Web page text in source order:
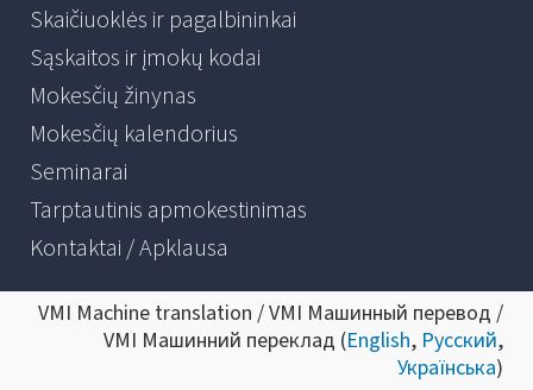
Skaičiuoklės ir pagalbininkai
Sąskaitos ir įmokų kodai
Mokesčių žinynas
Mokesčių kalendorius
Seminarai
Tarptautinis apmokestinimas
Kontaktai / Apklausa
VMI Machine translation / VMI Машинный перевод /
VMI Машинний переклад (English, Русский,
Українська)